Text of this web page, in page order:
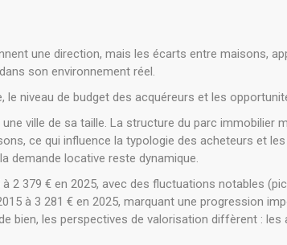
une direction, mais les écarts entre maisons,
son environnement réel.
niveau de budget des acquéreurs et les
ville de sa taille. La structure du parc immobilier
ce qui influence la typologie des acheteurs et
demande locative reste dynamique.
2 379 € en 2025, avec des fluctuations notables
à 3 281 € en 2025, marquant une progression
bien, les perspectives de valorisation diffèrent :